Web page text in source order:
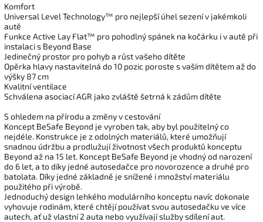
Komfort
Universal Level Technology™ pro nejlepší úhel sezení v jakémkoli
autě
Funkce Active Lay Flat™ pro pohodlný spánek na kočárku i v autě při
instalaci s Beyond Base
Jedinečný prostor pro pohyb a růst vašeho dítěte
Opěrka hlavy nastavitelná do 10 pozic poroste s vaším dítětem až do
výšky 87 cm
Kvalitní ventilace
Schválena asociací AGR jako zvláště šetrná k zádům dítěte
S ohledem na přírodu a změny v cestování
Koncept BeSafe Beyond je vyroben tak, aby byl použitelný co
nejdéle. Konstrukce je z odolných materiálů, které umožňují
snadnou údržbu a prodlužují životnost všech produktů konceptu
Beyond až na 15 let. Koncept BeSafe Beyond je vhodný od narození
do 6 let, a to díky jedné autosedačce pro novorozence a druhé pro
batolata. Díky jedné základně je snížené i množství materiálu
použitého při výrobě.
Jednoduchý design lehkého modulárního konceptu navíc dokonale
vyhovuje rodinám, které chtějí používat svou autosedačku ve více
autech, ať už vlastní 2 auta nebo využívají služby sdílení aut.